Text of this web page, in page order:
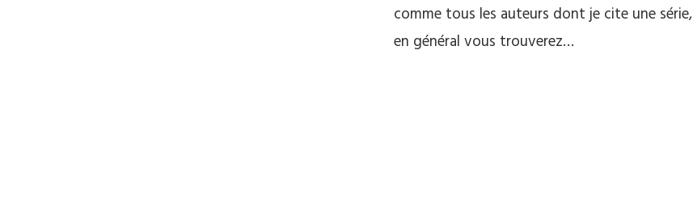
comme tous les auteurs dont je cite une série,
en général vous trouverez…